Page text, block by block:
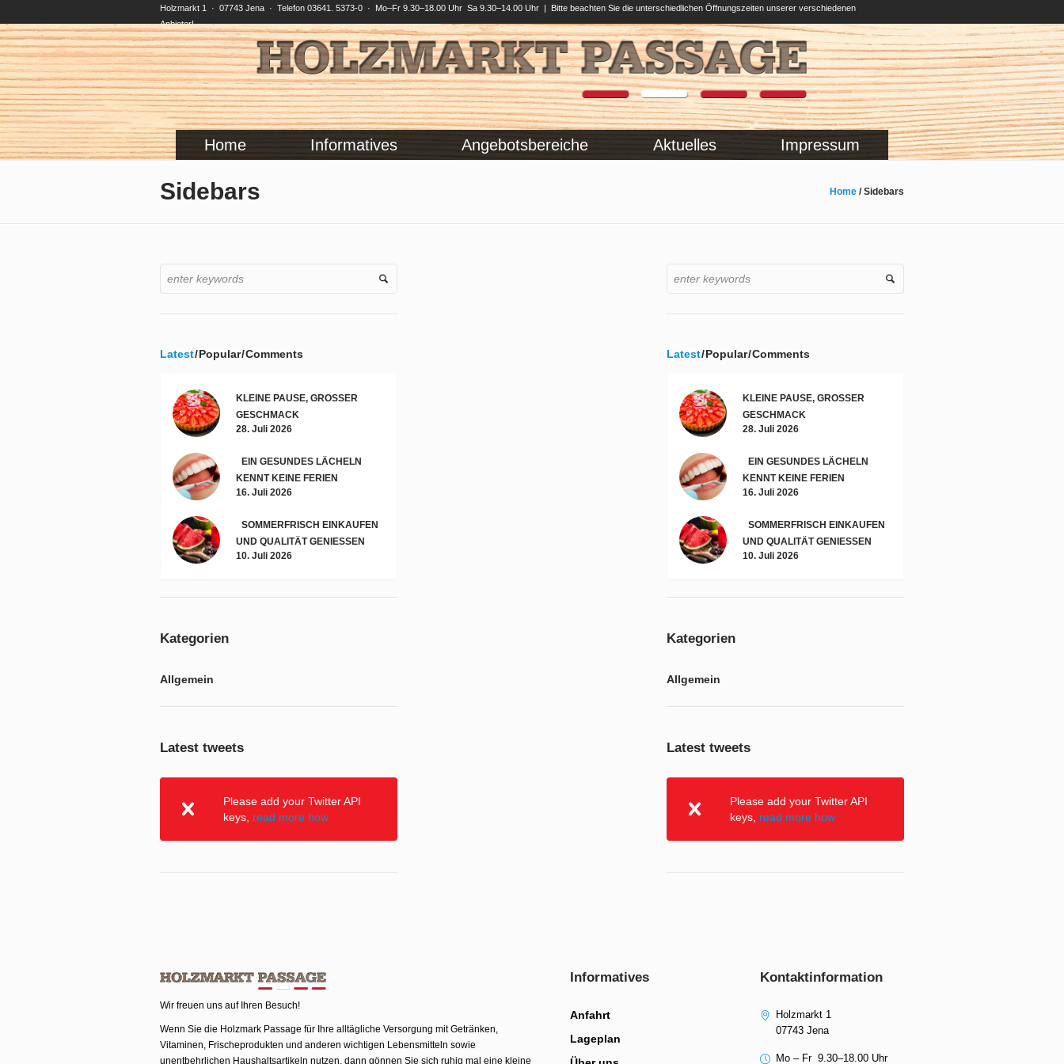
Holzmarkt 1 · 07743 Jena · Telefon 03641. 5373-0 · Mo–Fr 9.30–18.00 Uhr Sa 9.30–14.00 Uhr | Bitte beachten Sie die unterschiedlichen Öffnungszeiten unserer verschiedenen
Anbieter!
Home Informatives Angebotsbereiche Aktuelles Impressum
Sidebars Home /Sidebars
Latest Popular Comments
KLEINE PAUSE, GROSSER G
ESCHMACK
28. Juli 2026
EIN GESUNDES LÄCHELN
KENNT KEINE FERIEN
16. Juli 2026
SOMMERFRISCH EINKAUFEN
UND QUALITÄT GENIESSEN
10. Juli 2026
Kategorien
Allgemein
Latest tweets
Please add your Twitter API
keys, read more how
Latest Popular Comments
KLEINE PAUSE, GROSSER G
ESCHMACK
28. Juli 2026
EIN GESUNDES LÄCHELN
KENNT KEINE FERIEN
16. Juli 2026
SOMMERFRISCH EINKAUFEN
UND QUALITÄT GENIESSEN
10. Juli 2026
Kategorien
Allgemein
Latest tweets
Please add your Twitter API
keys, read more how
Wir freuen uns auf Ihren Besuch!
Wenn Sie die Holzmark Passage für Ihre alltägliche Versorgung mit Getränken,
Vitaminen, Frischeprodukten und anderen wichtigen Lebensmitteln sowie
unentbehrlichen Haushaltsartikeln nutzen, dann gönnen Sie sich ruhig mal eine kleine
Informatives
Anfahrt
Lageplan
Kontaktinformation
Holzmarkt 1
07743 Jena
Mo – Fr 9.30–18.00 Uhr